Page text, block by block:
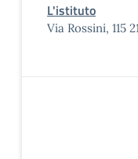
L'istituto
Via Rossini, 115